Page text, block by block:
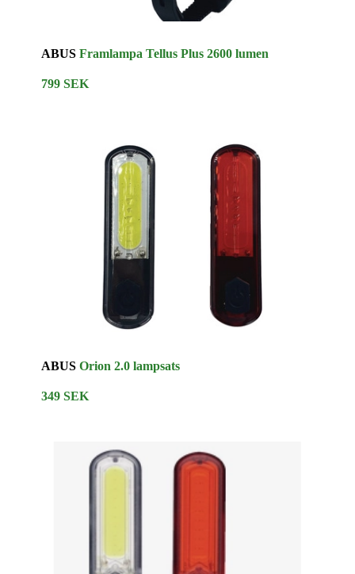
ABUSFramlampa Tellus Plus 2600 lumen
799 SEK
ABUSOrion 2.0 lampsats
349 SEK